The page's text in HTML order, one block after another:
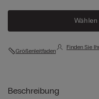
Größenleitfaden
Finden Sie
Beschreibung